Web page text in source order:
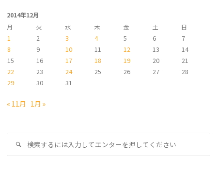
ブ
2014年12月
月
火 水 木 金 土
日
1
2 3 4 5 6
7
8
9 10 11 12 13
14
15
16 17 18 19 20
21
22
23 24 25 26 27
28
29
30 31
« 11月 1月 »
検